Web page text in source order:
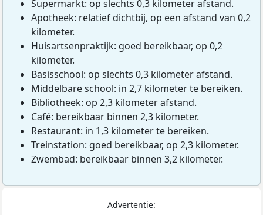
Supermarkt: op slechts 0,3 kilometer afstand.
Apotheek: relatief dichtbij, op een afstand van 0,2
kilometer.
Huisartsenpraktijk: goed bereikbaar, op 0,2
kilometer.
Basisschool: op slechts 0,3 kilometer afstand.
Middelbare school: in 2,7 kilometer te bereiken.
Bibliotheek: op 2,3 kilometer afstand.
Café: bereikbaar binnen 2,3 kilometer.
Restaurant: in 1,3 kilometer te bereiken.
Treinstation: goed bereikbaar, op 2,3 kilometer.
Zwembad: bereikbaar binnen 3,2 kilometer.
Advertentie: